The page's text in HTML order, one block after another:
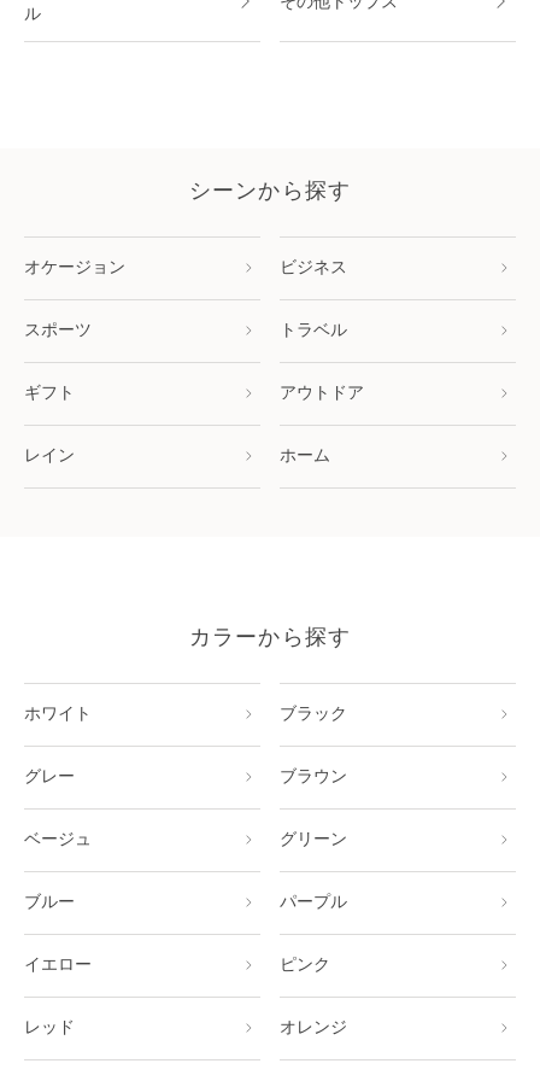
ル
シーンから探す
オケージョン ビジネス
スポーツ トラベル
ギフト アウトドア
レイン ホーム
カラーから探す
ホワイト ブラック
グレー ブラウン
ベージュ グリーン
ブルー パープル
イエロー ピンク
レッド オレンジ